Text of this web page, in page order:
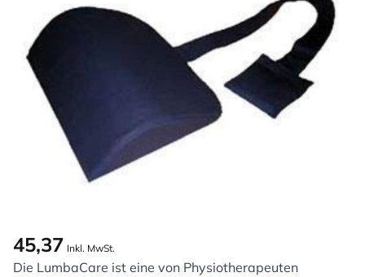
45,37 Inkl. MwSt.
Die LumbaCare ist eine von Physiotherapeuten